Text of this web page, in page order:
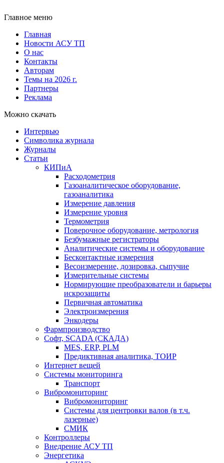
Главное меню
Главная
Новости АСУ ТП
О нас
Контакты
Авторам
Темы на 2026 г.
Партнеры
Реклама
Можно скачать
Интервью
Символика журнала
Журналы
Статьи
КИПиА
Расходометрия
Газоаналитическое оборудование,
газоаналитика
Измерение давления
Измерение уровня
Термометрия
Поверочное оборудование, метрология
Безбумажные регистраторы
Аналитические системы и оборудование
Бесконтактные измерения
Весоизмерение, дозировка, сыпучие
Измерительные системы
Нормирующие преобразователи и барьеры
искрозащиты
Первичная автоматика
Электроизмерения
Энкодеры
Фармпроизводство
Софт, SCADA (СКАДА)
MES, ERP, PLM
Предиктивная аналитика, ТОИР
Интернет вещей
Системы мониторинга
Транспорт
Вибромониторинг
Вибромониторинг
Системы для центровки валов (в т.ч.
лазерные)
СМИК
Контроллеры
Внедрение АСУ ТП
Энергетика